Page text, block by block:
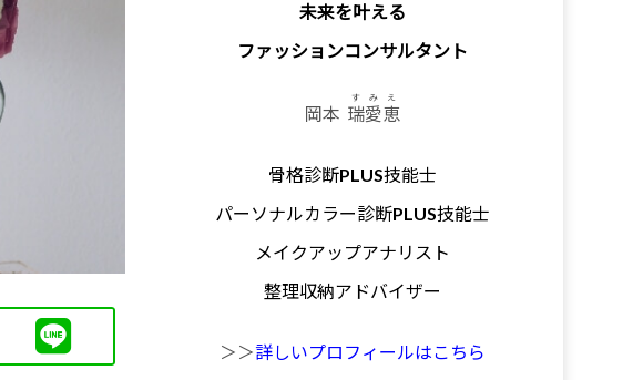
未来を叶える
ファッションコンサルタント
岡本 瑞愛恵
すみえ
骨格診断PLUS技能士
パーソナルカラー診断PLUS技能士
メイクアップアナリスト
整理収納アドバイザー
＞＞詳しいプロフィールはこちら